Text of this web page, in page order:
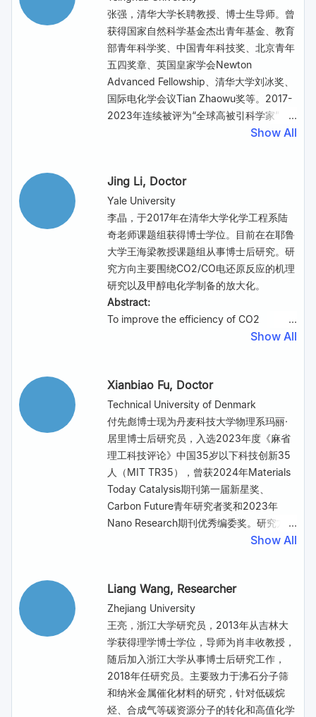
catalytic shunt strategy also showcases
versatility across other bifunctional
systems for producing gasoline and light
olefins. The model, which involves
modulating the adsorption of
intermediates across different activity
domains to create a shunt, provides a
promising approach to achieving high
conditions.
pyrolysis threshold temperature is the
key to growing variable-range-hopping
conductive AMC with medium-range
order (MRO), whereas increasing the
temperature by 25 °C results in AMC
losing MRO and becoming electrically
insulating, with an increase in sheet
resistance of 109 times. Beyond
resolution electron microscopy shows
the absence/presence of MRO and
temperature-dependent densities of
nanocrystallites, two order parameters
proposed to fully describe DOD.
Numerical calculations establish the
conductivity diagram as a function of
these two parameters, directly linking
microstructures to electrical properties.
Our work represents an important step
materials at the fundamental level and
paves the way to electronic devices
using 2D amorphous materials.
张强，清华大学长聘教授、博士生导师。曾
获得国家自然科学基金杰出青年基金、教育
部青年科学奖、中国青年科技奖、北京青年
五四奖章、英国皇家学会Newton
Advanced Fellowship、清华大学刘冰奖、
国际电化学会议Tian Zhaowu奖等。2017-
2023年连续被评为“全球高被引科学家”。
长期从事能源化学与能源材料的研究。近年
研究锂电池、锂硫电池、锌空气电池等的原
理和关键能源材料。相关技术在储能相关领
域得到应用，取得了显著的成效。所指导的
多位研究生获得清华大学学术新秀、清华大
学特等奖学金、全国挑战杯特等奖。曾获得
教育部自然科学一等奖、2022年“科学探索
奖”、 “可持续发展青年科学家奖” 2023“年
度科技人物”榜单“年度科技新锐”等奖励与
荣誉。
Show All
Jing Li, Doctor
Yale University
李晶，于2017年在清华大学化学工程系陆
奇老师课题组获得博士学位。目前在在耶鲁
大学王海梁教授课题组从事博士后研究。研
究方向主要围绕CO2/CO电还原反应的机理
研究以及甲醇电化学制备的放大化。
Abstract:
To improve the efficiency of CO2
reduction reaction (CO2RR) to high
gas-diffusion type flow cells (e.g.,
microfluidic reactors and membrane
electrode assembly electrolyzers) to
improve the mass transport of CO2. A
reservoir of flowing highly alkaline
electrolyte is typically used in these
electrolyzers, with the purpose of
increasing the full-cell energy efficiency
by reducing the voltage required to
drive the coupled anodic oxygen
leads to electrolyte degradation and
coking of the electrode due to the
carbonate formation caused by the
chemical reaction of CO2 and OH-,
which poses great challenges to the
improvement of carbon efficiency to
support commercial applications. In a
few recent studies, the carbonate
Show All
Xianbiao Fu, Doctor
Technical University of Denmark
付先彪博士现为丹麦科技大学物理系玛丽·
居里博士后研究员，入选2023年度《麻省
理工科技评论》中国35岁以下科技创新35
人（MIT TR35），曾获2024年Materials
Today Catalysis期刊第一届新星奖、
Carbon Future青年研究者奖和2023年
Nano Research期刊优秀编委奖。研究方向
为能源的化学储存与催化转化以及能源的高
成氨、电合成燃料和有机电化学。
Abstract:
Renewable energy sources like solar and
wind energy are characterized by their
intermittency and variability, making
large-scale storage and transportation
challenging. Converting renewable
energy into chemical energy and storing
Show All
Liang Wang, Researcher
Zhejiang University
王亮，浙江大学研究员，2013年从吉林大
学获得理学博士学位，导师为肖丰收教授，
随后加入浙江大学从事博士后研究工作，
2018年任研究员。主要致力于沸石分子筛
和纳米金属催化材料的研究，针对低碳烷
烃、合成气等碳资源分子的转化和高值化学